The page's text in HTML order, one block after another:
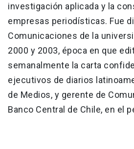
investigación aplicada y la
empresas periodísticas. Fue
Comunicaciones de la
2000 y 2003, época en que
semanalmente la carta
ejecutivos de diarios
de Medios, y gerente de
Banco Central de Chile, en el